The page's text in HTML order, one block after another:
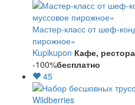
Мастер-класс от шеф-
пирожное»
Kupikupon Кафе,
-100%бесплатно
45